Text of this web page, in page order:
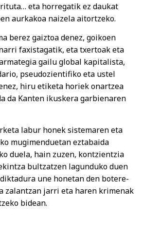
eta horregatik ez daukat
aurkakoa naizela aitortzeko.
berez gaiztoa denez, goikoen
faxistagatik, eta txertoak eta
gailu global kapitalista,
pseudozientifiko eta ustel
hiru etiketa horiek onartzea
da Kanten ikuskera garbienaren
labur honek sistemaren eta
mugimenduetan eztabaida
duela, hain zuzen, kontzientzia
bultzatzen lagunduko duen
une honetan den botere-
zalantzan jarri eta haren krimenak
bidean.